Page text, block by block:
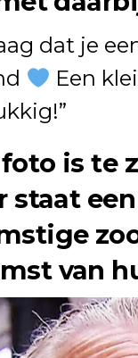
dat je
Een
is te
staat
van